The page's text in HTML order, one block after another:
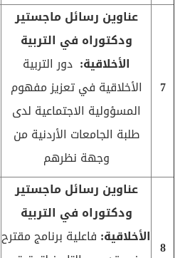
7
عناوين رسائل ماجستير
ودكتوراه في التربية
الأخلاقية: دور التربية
الأخلاقية في تعزيز مفهوم
المسؤولية الاجتماعية لدى
طلبة الجامعات الأردنية من
وجهة نظرهم
8
عناوين رسائل ماجستير
ودكتوراه في التربية
الأخلاقية: فاعلية برنامج مقترح